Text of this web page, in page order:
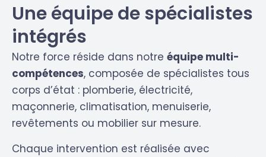
Une équipe de spécialistes
intégrés
Notre force réside dans notre équipe multi-
compétences, composée de spécialistes tous
corps d’état : plomberie, électricité,
maçonnerie, climatisation, menuiserie,
revêtements ou mobilier sur mesure.
Chaque intervention est réalisée avec